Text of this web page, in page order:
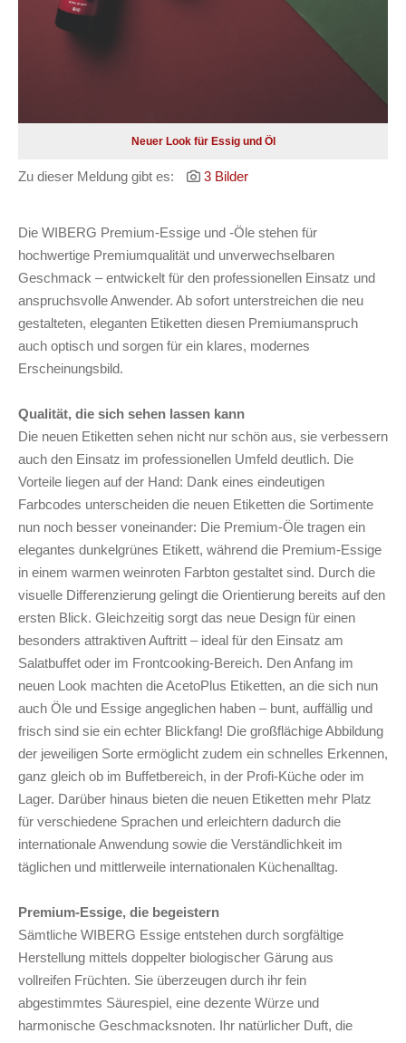
Neuer Look für Essig und Öl
Zu dieser Meldung gibt es: 3 Bilder
Die WIBERG Premium-Essige und -Öle stehen für
hochwertige Premiumqualität und unverwechselbaren
Geschmack – entwickelt für den professionellen Einsatz und
anspruchsvolle Anwender. Ab sofort unterstreichen die neu
gestalteten, eleganten Etiketten diesen Premiumanspruch
auch optisch und sorgen für ein klares, modernes
Erscheinungsbild.
Qualität, die sich sehen lassen kann
Die neuen Etiketten sehen nicht nur schön aus, sie verbessern
auch den Einsatz im professionellen Umfeld deutlich. Die
Vorteile liegen auf der Hand: Dank eines eindeutigen
Farbcodes unterscheiden die neuen Etiketten die Sortimente
nun noch besser voneinander: Die Premium-Öle tragen ein
elegantes dunkelgrünes Etikett, während die Premium-Essige
in einem warmen weinroten Farbton gestaltet sind. Durch die
visuelle Differenzierung gelingt die Orientierung bereits auf den
ersten Blick. Gleichzeitig sorgt das neue Design für einen
besonders attraktiven Auftritt – ideal für den Einsatz am
Salatbuffet oder im Frontcooking-Bereich. Den Anfang im
neuen Look machten die AcetoPlus Etiketten, an die sich nun
auch Öle und Essige angeglichen haben – bunt, auffällig und
frisch sind sie ein echter Blickfang! Die großflächige Abbildung
der jeweiligen Sorte ermöglicht zudem ein schnelles Erkennen,
ganz gleich ob im Buffetbereich, in der Profi-Küche oder im
Lager. Darüber hinaus bieten die neuen Etiketten mehr Platz
für verschiedene Sprachen und erleichtern dadurch die
internationale Anwendung sowie die Verständlichkeit im
täglichen und mittlerweile internationalen Küchenalltag.
Premium-Essige, die begeistern
Sämtliche WIBERG Essige entstehen durch sorgfältige
Herstellung mittels doppelter biologischer Gärung aus
vollreifen Früchten. Sie überzeugen durch ihr fein
abgestimmtes Säurespiel, eine dezente Würze und
harmonische Geschmacksnoten. Ihr natürlicher Duft, die